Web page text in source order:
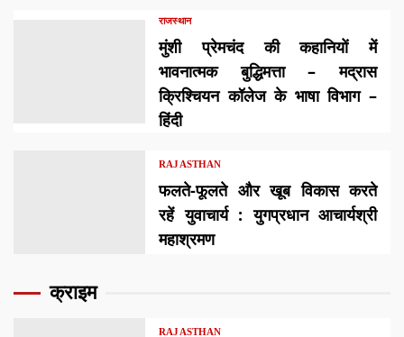
राजस्थान
मुंशी प्रेमचंद की कहानियों में
भावनात्मक बुद्धिमत्ता – मद्रास
क्रिश्चियन कॉलेज के भाषा विभाग –
हिंदी
RAJASTHAN
फलते-फूलते और खूब विकास करते
रहें युवाचार्य : युगप्रधान आचार्यश्री
महाश्रमण
क्राइम
RAJASTHAN